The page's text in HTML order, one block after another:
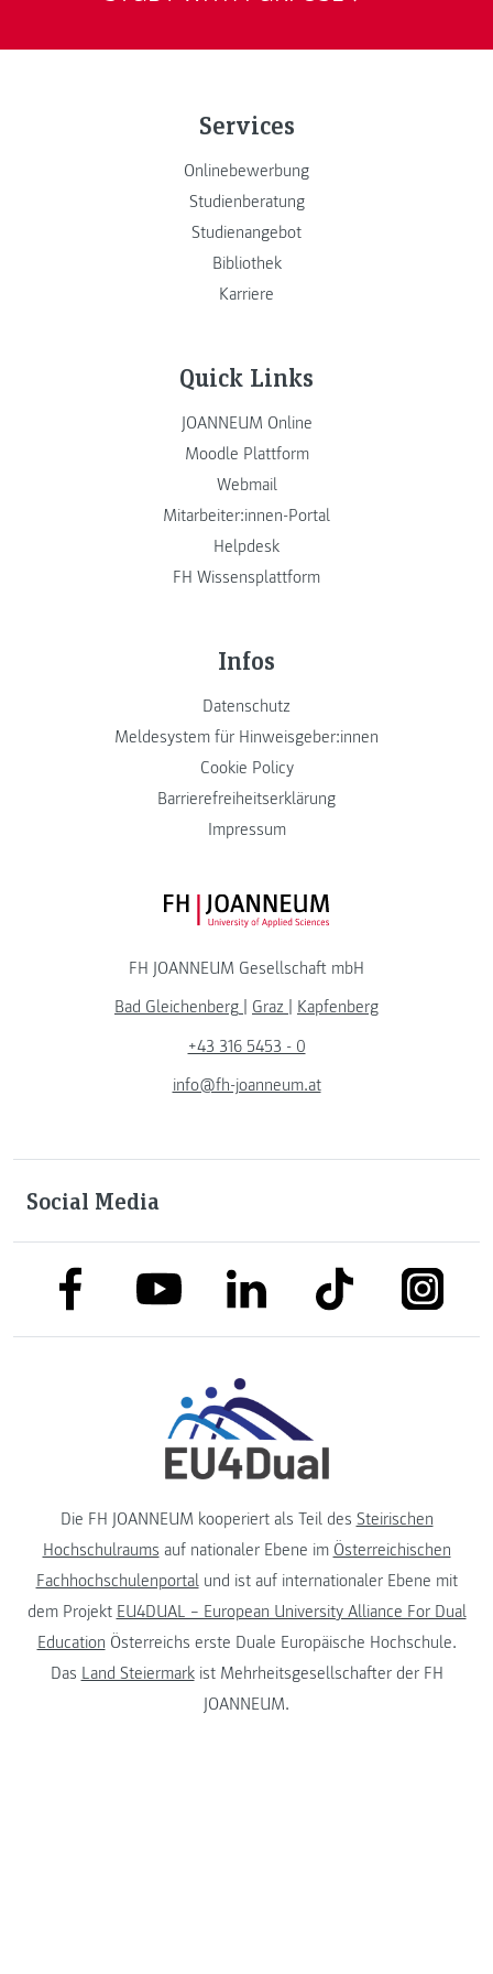
Services
Onlinebewerbung
Studienberatung
Studienangebot
Bibliothek
Karriere
Quick Links
JOANNEUM Online
Moodle Plattform
Webmail
Mitarbeiter:innen-Portal
Helpdesk
FH Wissensplattform
Infos
Datenschutz
Meldesystem für Hinweisgeber:innen
Cookie Policy
Barrierefreiheitserklärung
Impressum
FH JOANNEUM Logo
FH JOANNEUM Gesellschaft mbH
Bad Gleichenberg
Graz
Kapfenberg
+43 316 5453 - 0
info@fh-joanneum.at
Social Media
link to facebooklink to youtubelink to linkedinlink to tiktok
Die FH JOANNEUM kooperiert als Teil des Steirischen
Hochschulraums auf nationaler Ebene im Österreichischen
Fachhochschulenportalund ist auf internationaler Ebene mit
dem Projekt EU4DUAL – European University Alliance For Dual
Education Österreichs erste Duale Europäische Hochschule.
Das Land Steiermarkist Mehrheitsgesellschafter der FH
JOANNEUM.